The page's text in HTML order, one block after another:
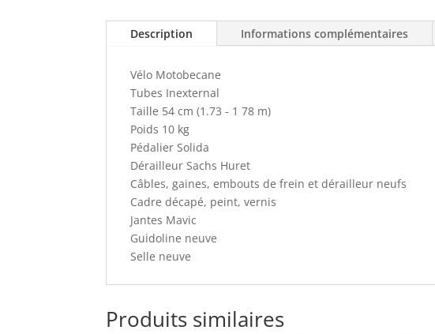
Description Informations complémentaires
Vélo Motobecane
Tubes Inexternal
Taille 54 cm (1.73 - 1 78 m)
Poids 10 kg
Pédalier Solida
Dérailleur Sachs Huret
Câbles, gaines, embouts de frein et dérailleur neufs
Cadre décapé, peint, vernis
Jantes Mavic
Guidoline neuve
Selle neuve
Produits similaires